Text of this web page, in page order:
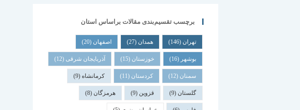
برچسب تقسیم‌بندی مقالات براساس استان
تهران (146) همدان (27) اصفهان (20)
بوشهر (16) خوزستان (15) آذربایجان شرقی (12)
سمنان (12) کردستان (11) کرمانشاه(9)
گلستان (9) قزوین (9) هرمزگان (8)